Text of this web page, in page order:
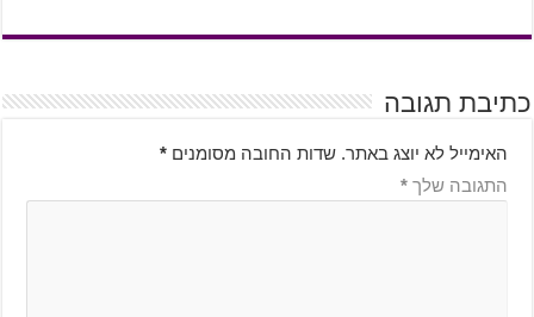
כתיבת תגובה
האימייל לא יוצג באתר. שדות החובה מסומנים *
התגובה שלך *